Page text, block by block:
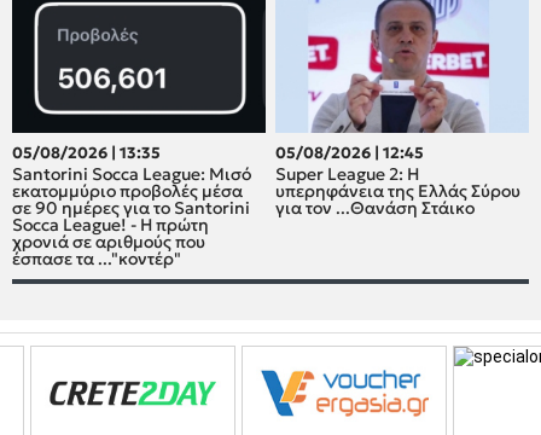
05/08/2026 | 13:35
Santorini Socca League: Μισό
εκατομμύριο προβολές μέσα
σε 90 ημέρες για το Santorini
Socca League! - Η πρώτη
χρονιά σε αριθμούς που
έσπασε τα ..."κοντέρ"
05/08/2026 | 12:45
Super League 2: H
υπερηφάνεια της Ελλάς Σύρου
για τον ...Θανάση Στάικο